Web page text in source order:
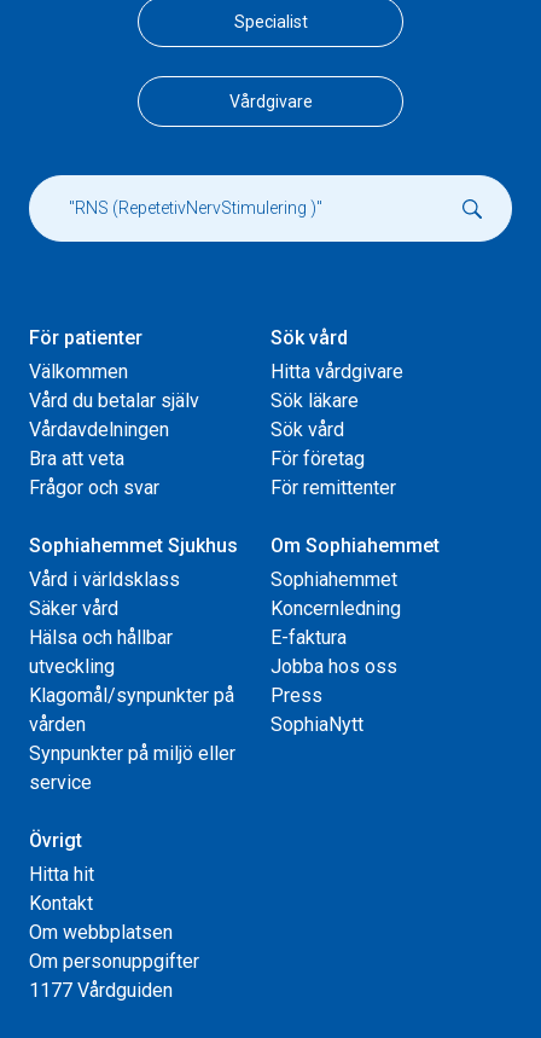
Specialist
Vårdgivare
För patienter
Välkommen
Vård du betalar själv
Vårdavdelningen
Bra att veta
Frågor och svar
Sök vård
Hitta vårdgivare
Sök läkare
Sök vård
För företag
För remittenter
Sophiahemmet Sjukhus
Vård i världsklass
Säker vård
Hälsa och hållbar
utveckling
Klagomål/synpunkter på
vården
Synpunkter på miljö eller
service
Om Sophiahemmet
Sophiahemmet
Koncernledning
E-faktura
Jobba hos oss
Press
SophiaNytt
Övrigt
Hitta hit
Kontakt
Om webbplatsen
Om personuppgifter
1177 Vårdguiden